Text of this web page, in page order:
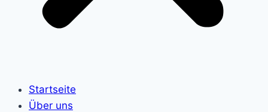
Startseite
Über uns